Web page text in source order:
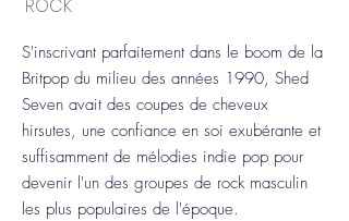
ROCK
S'inscrivant parfaitement dans le boom de la
Britpop du milieu des années 1990, Shed
Seven avait des coupes de cheveux
hirsutes, une confiance en soi exubérante et
suffisamment de mélodies indie pop pour
devenir l'un des groupes de rock masculin
les plus populaires de l'époque.